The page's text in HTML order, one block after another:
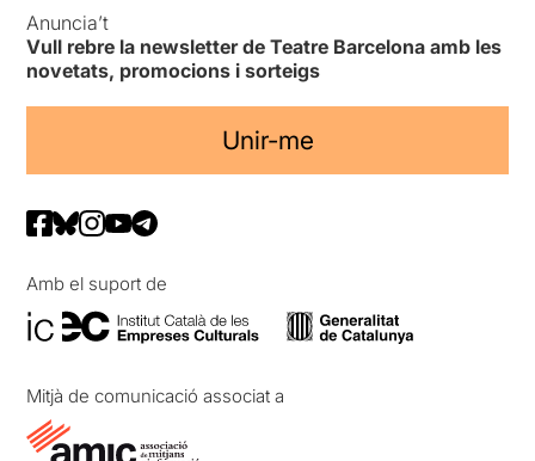
Anuncia’t
Vull rebre la newsletter de Teatre Barcelona amb les
novetats, promocions i sorteigs
Unir-me
Amb el suport de
Mitjà de comunicació associat a